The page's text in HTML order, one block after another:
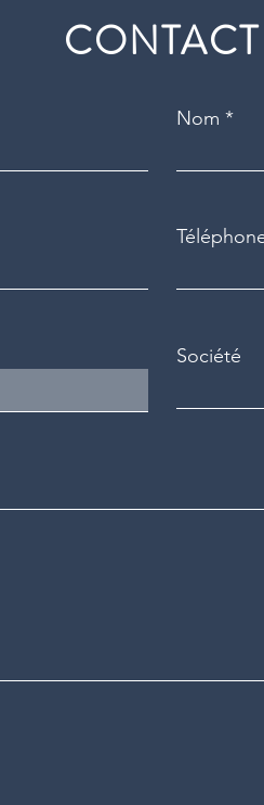
CONTACT
Nom
Société